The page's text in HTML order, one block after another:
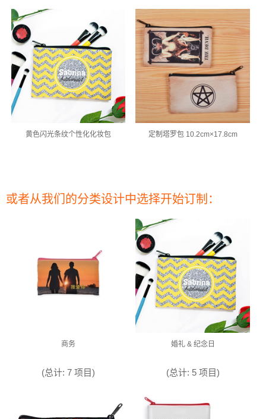
黄色闪光条纹个性化化妆包 定制塔罗包 10.2cm×17.8cm
或者从我们的分类设计中选择开始订制：
商务
(总计: 7 项目)
婚礼 & 纪念日
(总计: 5 项目)